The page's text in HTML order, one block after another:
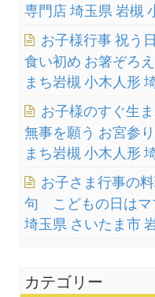
専門店 埼玉県 岩槻
お子様行事 祝う
食い初め お箸ぞろ
まち岩槻 小木人形
お子様のすぐ生
無事を願う お宮参
まち岩槻 小木人形
お子さま行事の
句 こどもの日はマ
埼玉県 さいたま市
カテゴリー